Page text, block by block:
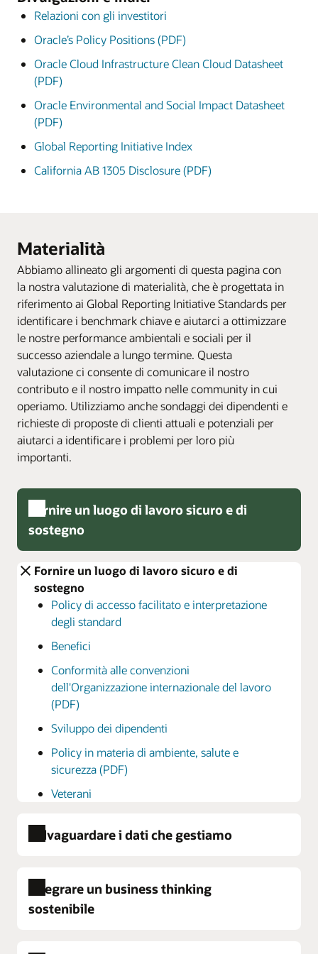
World Education Summit, 2024
Visualizza l'elenco completo dei premi ricevuti
da Oracle Academy
2025
Top Employer IT for Students, Czech Republic, 2025
VETS Indexes 4 Star Employer, 2025
World’s Best Companies, Time, 2025
World’s Best Employers, Forbes, 2025
World’s Top Companies for Women, Forbes, 2025
Relazioni con gli investitori
Oracle’s Policy Positions (PDF)
Oracle Cloud Infrastructure Clean Cloud Datasheet
(PDF)
Oracle Environmental and Social Impact Datasheet
(PDF)
Global Reporting Initiative Index
California AB 1305 Disclosure (PDF)
Materialità
Abbiamo allineato gli argomenti di questa pagina con
la nostra valutazione di materialità, che è progettata in
riferimento ai Global Reporting Initiative Standards per
identificare i benchmark chiave e aiutarci a ottimizzare
le nostre performance ambientali e sociali per il
successo aziendale a lungo termine. Questa
valutazione ci consente di comunicare il nostro
contributo e il nostro impatto nelle community in cui
operiamo. Utilizziamo anche sondaggi dei dipendenti e
richieste di proposte di clienti attuali e potenziali per
aiutarci a identificare i problemi per loro più
importanti.
Fornire un luogo di lavoro sicuro e di
sostegno
Fornire un luogo di lavoro sicuro e di
sostegno
Policy di accesso facilitato e interpretazione
degli standard
Benefici
Conformità alle convenzioni
dell'Organizzazione internazionale del lavoro
(PDF)
Sviluppo dei dipendenti
Policy in materia di ambiente, salute e
sicurezza (PDF)
Veterani
Salvaguardare i dati che gestiamo
Compliance di sicurezza cloud
Informative sulla privacy
Integrare un business thinking
sostenibile